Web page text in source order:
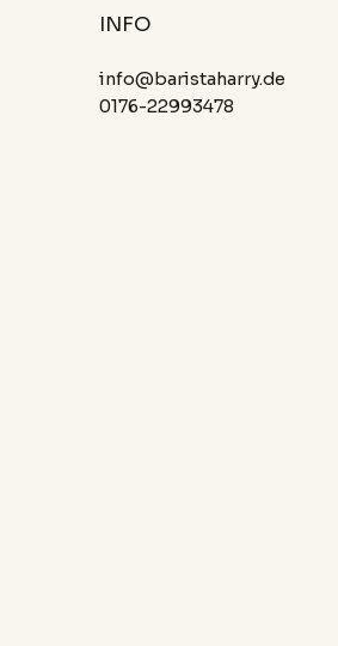
INFO
info@baristaharry.de
0176-22993478